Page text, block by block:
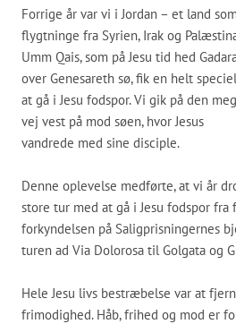
Forrige år var vi i Jordan – et land
flygtninge fra Syrien, Irak og
Umm Qais, som på Jesu tid hed
over Genesareth sø, fik en helt
at gå i Jesu fodspor. Vi gik på den
vej vest på mod søen, hvor Jesus
vandrede med sine disciple.
Denne oplevelse medførte, at vi år
store tur med at gå i Jesu fodspor fra
forkyndelsen på Saligprisningernes
turen ad Via Dolorosa til Golgata og
Hele Jesu livs bestræbelse var at
frimodighed. Håb, frihed og mod er